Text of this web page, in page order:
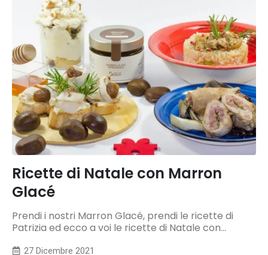
Ricette di Natale con Marron
Glacé
Prendi i nostri Marron Glacé, prendi le ricette di
Patrizia ed ecco a voi le ricette di Natale con...
27 Dicembre 2021